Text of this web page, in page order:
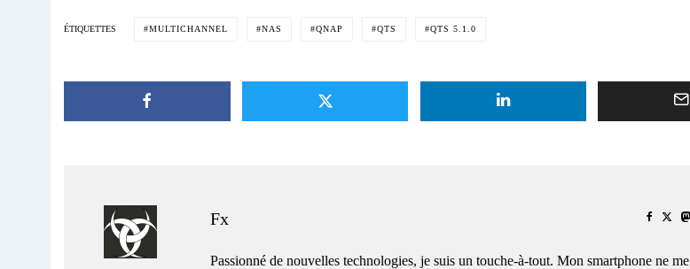
ÉTIQUETTES MULTICHANNEL NAS QNAP QTS QTS 5.1.0
Fx
Passionné de nouvelles technologies, je suis un touche-à-tout. Mon smartphone ne me